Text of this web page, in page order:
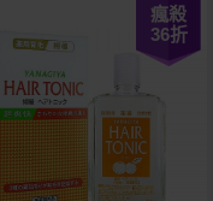
瘋殺
36折